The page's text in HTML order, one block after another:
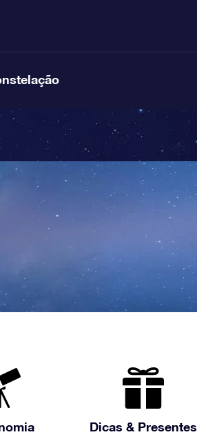
Dicas & Presentes